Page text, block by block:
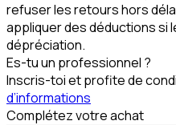
refuser les retours hors
appliquer des déductions si
dépréciation.
Es-tu un professionnel ?
Inscris-toi et profite de
d’informations
Complétez votre achat